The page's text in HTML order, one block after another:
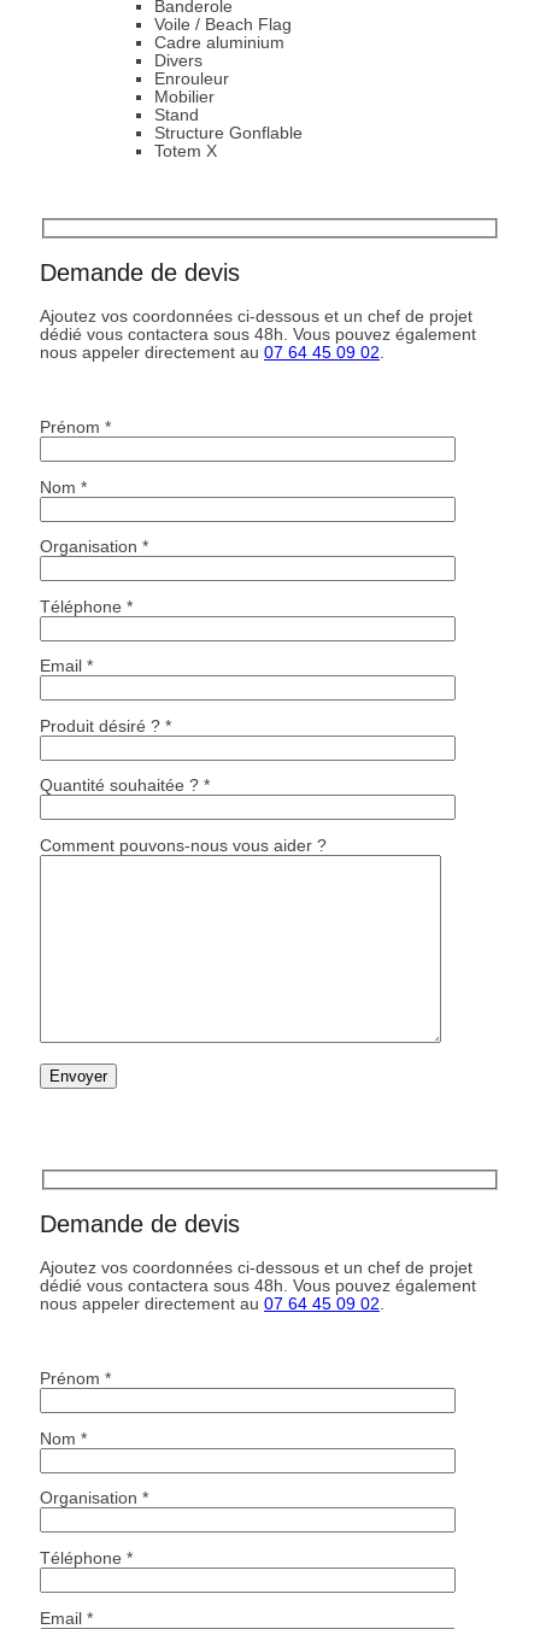
Banderole
Voile / Beach Flag
Cadre aluminium
Divers
Enrouleur
Mobilier
Stand
Structure Gonflable
Totem X
Demande de devis
Ajoutez vos coordonnées ci-dessous et un chef de projet
dédié vous contactera sous 48h. Vous pouvez également
nous appeler directement au 07 64 45 09 02
Prénom *
Nom *
Organisation *
Téléphone *
Email *
Produit désiré ? *
Quantité souhaitée ? *
Comment pouvons-nous vous aider ?
Demande de devis
Ajoutez vos coordonnées ci-dessous et un chef de projet
dédié vous contactera sous 48h. Vous pouvez également
nous appeler directement au 07 64 45 09 02
Prénom *
Nom *
Organisation *
Téléphone *
Email *